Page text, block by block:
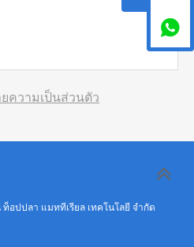
ความเป็นส่วนตัว
อปปลา แมททีเรียล เทคโนโลยี จำกัด
